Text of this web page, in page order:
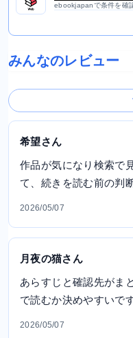
ebookjapanで条件を確
みんなのレビュー
希望さん
作品が気になり検索で
て、続きを読む前の判
2026/05/07
月夜の猫さん
あらすじと確認先がま
で読むか決めやすいです
2026/05/07